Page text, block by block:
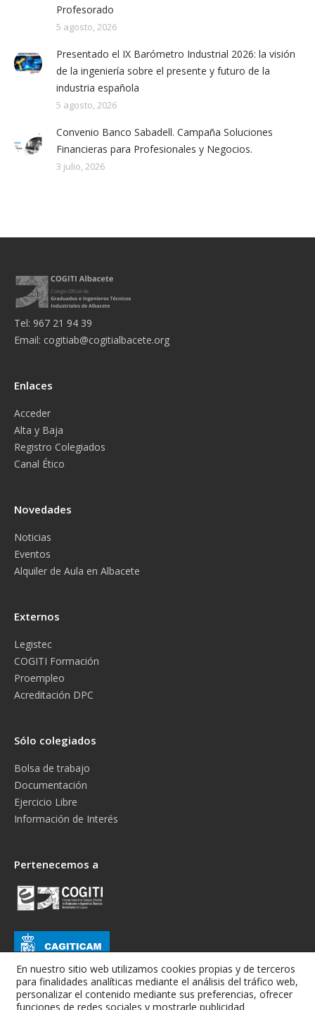
Profesorado
5 agosto, 2026
Presentado el IX Barómetro Industrial 2026: la visión
de la ingeniería sobre el presente y futuro de la
industria española
5 agosto, 2026
Convenio Banco Sabadell. Campaña Soluciones
Financieras para Profesionales y Negocios.
3 julio, 2026
Tel: 967 21 94 39
Email: cogitiab@cogitialbacete.org
Enlaces
Acceder
Alta y Baja
Registro Colegiados
Canal Ético
Novedades
Noticias
Eventos
Alquiler de Aula en Albacete
Externos
Legistec
COGITI Formación
Proempleo
Acreditación DPC
Sólo colegiados
Bolsa de trabajo
Documentación
Ejercicio Libre
Información de Interés
Pertenecemos a
En nuestro sitio web utilizamos cookies propias y de terceros
para finalidades analíticas mediante el análisis del tráfico web,
personalizar el contenido mediante sus preferencias, ofrecer
funciones de redes sociales y mostrarle publicidad